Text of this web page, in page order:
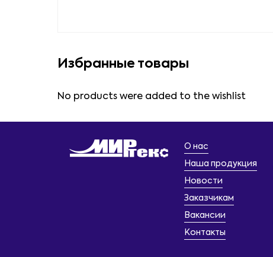
Избранные товары
No products were added to the wishlist
О нас
Наша продукция
Новости
Заказчикам
Вакансии
Контакты